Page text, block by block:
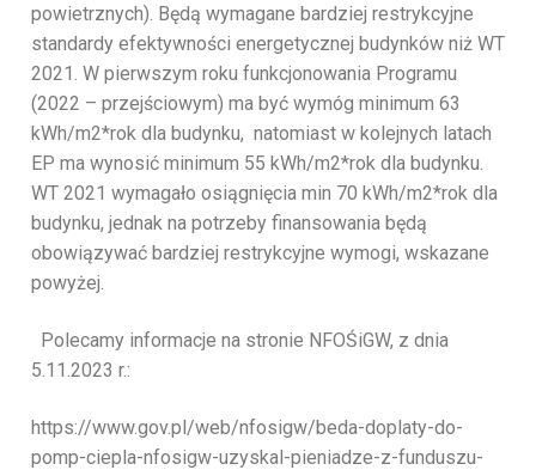
powietrznych). Będą wymagane bardziej restrykcyjne
standardy efektywności energetycznej budynków niż WT
2021. W pierwszym roku funkcjonowania Programu
(2022 – przejściowym) ma być wymóg minimum 63
kWh/m2*rok dla budynku, natomiast w kolejnych latach
EP ma wynosić minimum 55 kWh/m2*rok dla budynku.
WT 2021 wymagało osiągnięcia min 70 kWh/m2*rok dla
budynku, jednak na potrzeby finansowania będą
obowiązywać bardziej restrykcyjne wymogi, wskazane
powyżej.
Polecamy informacje na stronie NFOŚiGW, z dnia
5.11.2023 r.:
https://www.gov.pl/web/nfosigw/beda-doplaty-do-
pomp-ciepla-nfosigw-uzyskal-pieniadze-z-funduszu-